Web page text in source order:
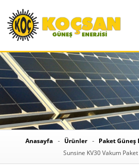
Anasayfa Ürünler
Paket
Sunsine KV30 Vakum